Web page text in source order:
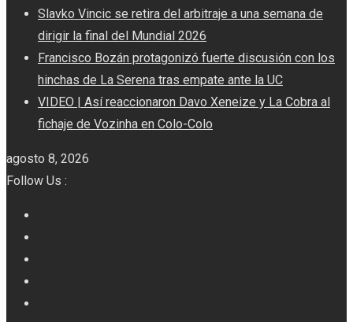
Slavko Vincic se retira del arbitraje a una semana de
dirigir la final del Mundial 2026
Francisco Bozán protagonizó fuerte discusión con los
hinchas de La Serena tras empate ante la UC
VIDEO | Así reaccionaron Davo Xeneize y La Cobra al
fichaje de Vozinha en Colo-Colo
agosto 8, 2026
Follow Us :